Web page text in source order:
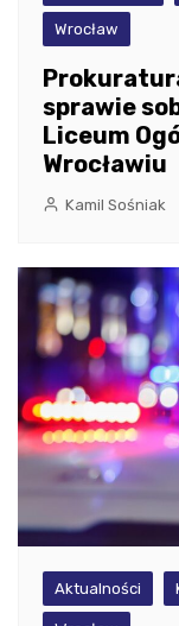
Wrocław
sprawie
Liceum
Wrocławiu
Kamil Sośniak
Aktualności